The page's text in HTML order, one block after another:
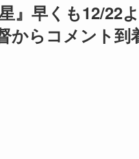
』早くも12/22
からコメント到